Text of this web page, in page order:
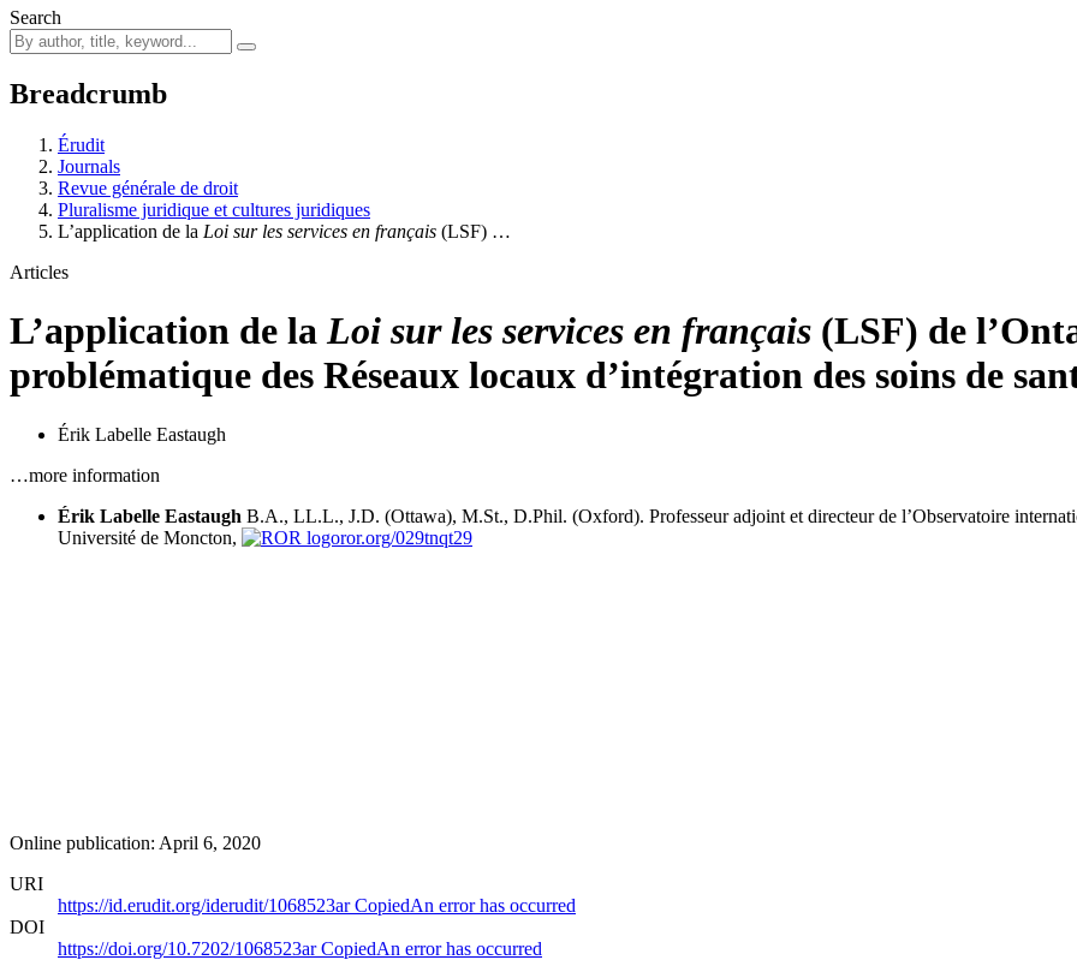
Search
Breadcrumb
Érudit
Journals
Revue générale de droit
Pluralisme juridique et cultures juridiques
L’application de la Loi sur les services en français (LSF) …
Articles
L’application de la Loi sur les services en français (LSF) de
problématique des Réseaux locaux d’intégration des soins de
Érik Labelle Eastaugh
…more information
Érik Labelle Eastaugh B.A., LL.L., J.D. (Ottawa), M.St., D.Phil. (Oxford). Professeur adjoint et directeur de l’Observatoire
Université de Moncton,
ror.org/029tnqt29
Online publication: April 6, 2020
URI
https://id.erudit.org/iderudit/1068523arCopiedAn error has occurred
DOI
https://doi.org/10.7202/1068523arCopiedAn error has occurred